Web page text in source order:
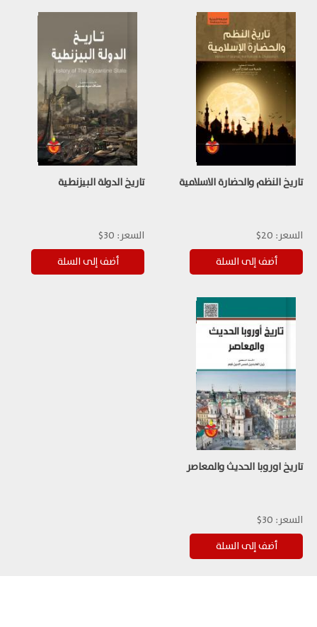
تاريخ النظم والحضارة الاسلامية
السعر: 20$
تاريخ الدولة البيزنطية
السعر: 30$
تاريخ اوروبا الحديث والمعاصر
السعر: 30$